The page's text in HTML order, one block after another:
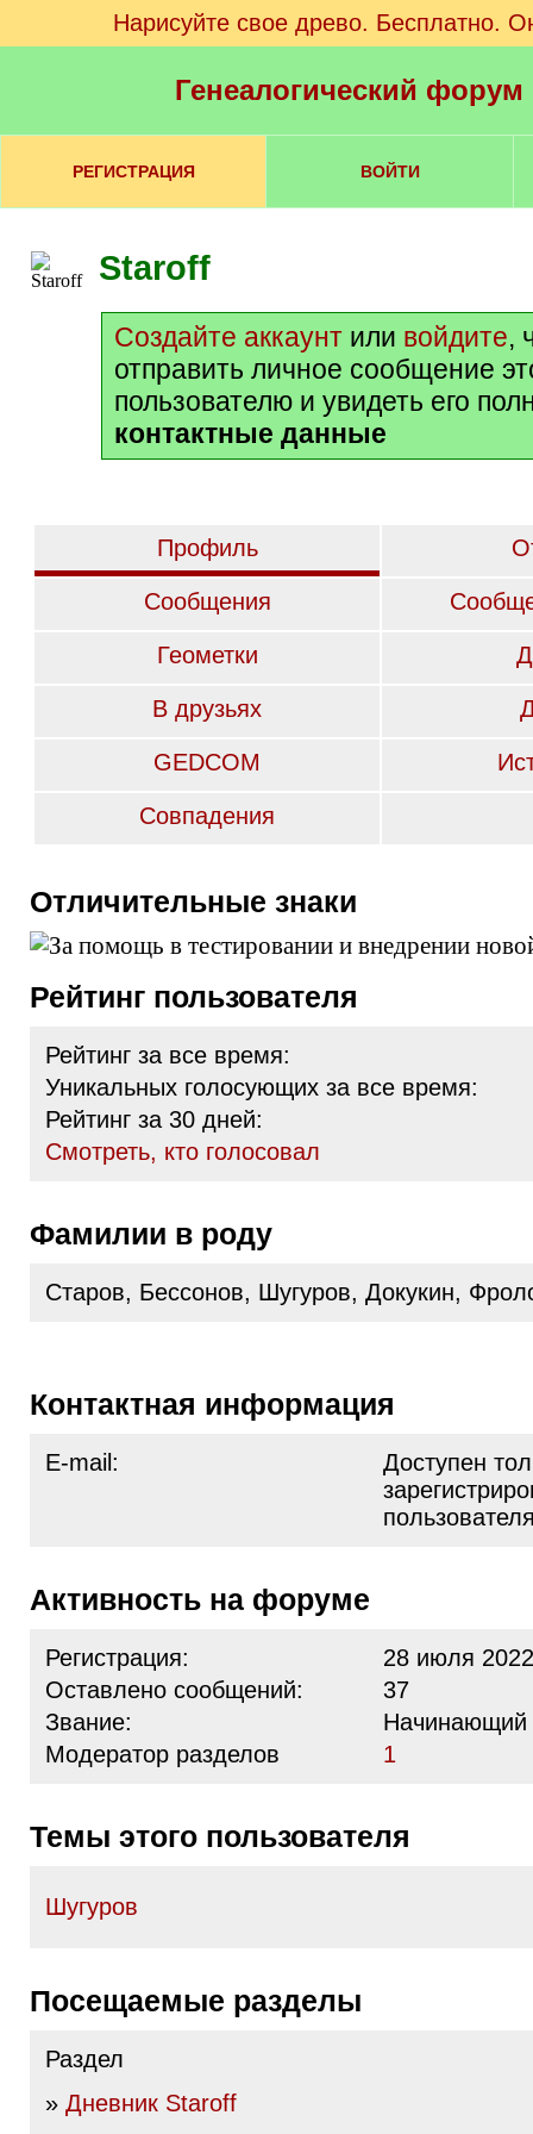
Нарисуйте свое древо. Бесплатно.
Генеалогический
РЕГИСТРАЦИЯ ВОЙТИ
Staroff
Создайте аккаунт или войдите,
отправить личное сообщение
пользователю и увидеть его
контактные данные
Профиль
Сообщения
Геометки
В друзьях
GEDCOM
Совпадения
Отличительные знаки
Рейтинг пользователя
Рейтинг за все время:
Уникальных голосующих за все время:
Рейтинг за 30 дней:
Cмотреть, кто голосовал
Фамилии в роду
Старов, Бессонов, Шугуров, Докукин,
Контактная информация
E-mail:
Доступен
Активность на форуме
Регистрация:
28 июля
Оставлено сообщений:
37
Звание:
Начинающий
Модератор разделов
1
Темы этого пользователя
Шугуров
Посещаемые разделы
Раздел
» Дневник Staroff